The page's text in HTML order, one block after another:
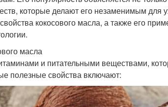
которые делают его незаменимым для
кокосового масла, а также его
масла
и питательными веществами,
полезные свойства включают: